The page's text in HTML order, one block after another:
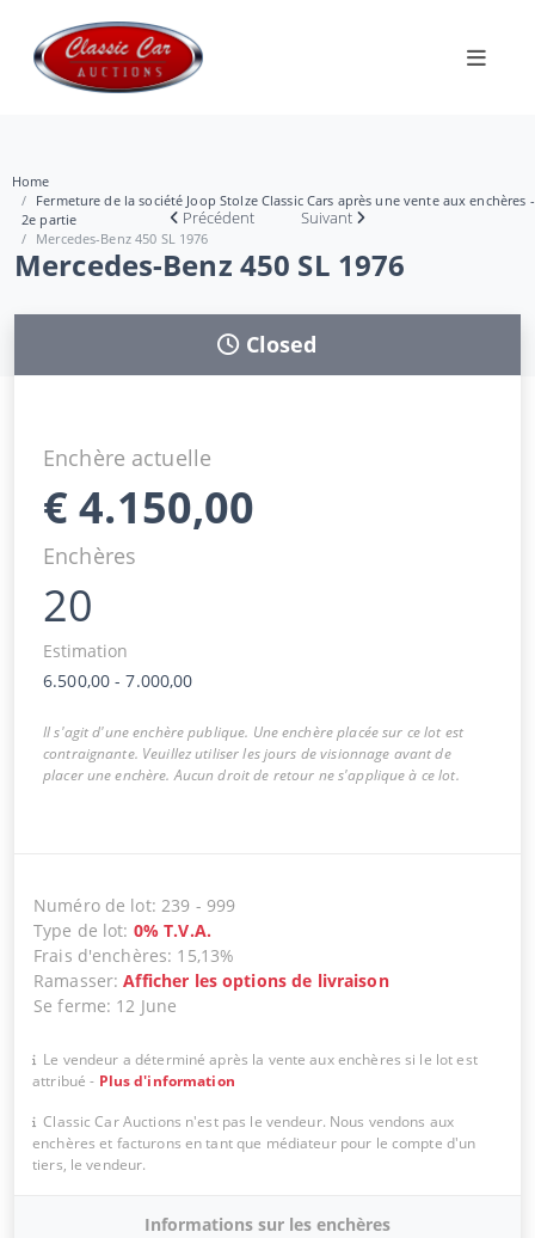
Home
Fermeture de la société Joop Stolze Classic Cars après une vente aux enchères -
2e partie
Mercedes-Benz 450 SL 1976
Précédent Suivant
Mercedes-Benz 450 SL 1976
Closed
Enchère actuelle
€4.150,00
Enchères
20
Estimation
6.500,00 -7.000,00
Il s'agit d'une enchère publique. Une enchère placée sur ce lot est
contraignante. Veuillez utiliser les jours de visionnage avant de
placer une enchère. Aucun droit de retour ne s'applique à ce lot.
Numéro de lot:239 - 999
Type de lot: 0% T.V.A.
Frais d'enchères: 15,13%
Ramasser:Afficher les options de livraison
Se ferme: 12 June
Le vendeur a déterminé après la vente aux enchères si le lot est
attribué - Plus d'information
Classic Car Auctions n'est pas le vendeur. Nous vendons aux
enchères et facturons en tant que médiateur pour le compte d'un
tiers, le vendeur.
Informations sur les enchères